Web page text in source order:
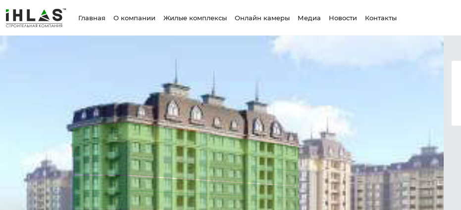
Главная О компании Жилые комплексы Онлайн камеры Медиа Новости Контакты